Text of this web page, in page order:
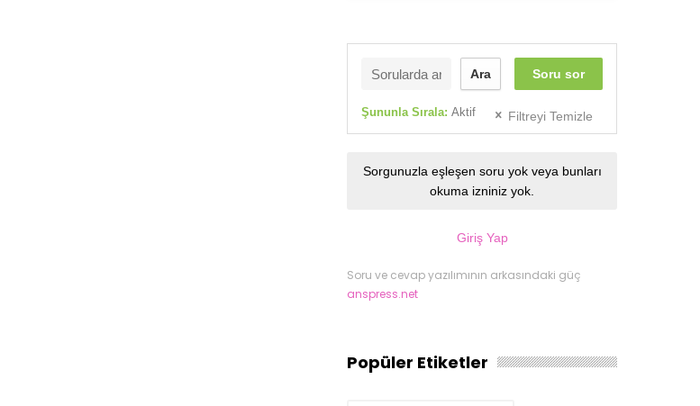
Soru sor
Ara
Şununla Sırala: Aktif Filtreyi Temizle
Sorgunuzla eşleşen soru yok veya bunları
okuma izniniz yok.
Giriş Yap
Soru ve cevap yazılımının arkasındaki güç
anspress.net
Popüler Etiketler